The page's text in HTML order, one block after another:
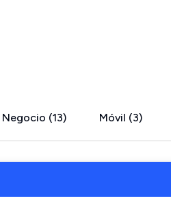
Negocio (13) Móvil (3)